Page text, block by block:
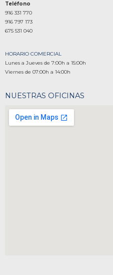
Teléfono
916 331 770
916 797 173
675 531 040
HORARIO COMERCIAL
Lunes a Jueves de 7:00h a 15:00h
Viernes de 07:00h a 14:00h
NUESTRAS OFICINAS